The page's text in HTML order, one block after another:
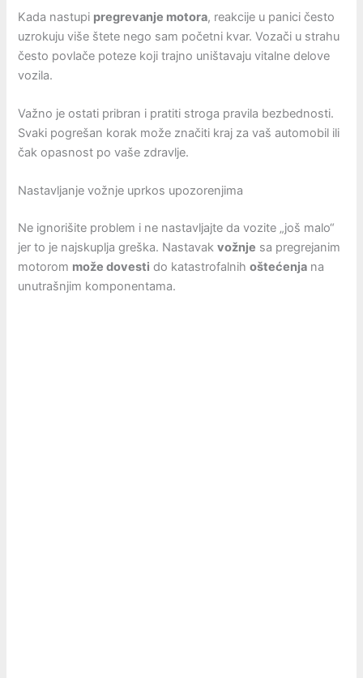
Kada nastupi pregrevanje motora, reakcije u panici često
uzrokuju više štete nego sam početni kvar. Vozači u strahu
često povlače poteze koji trajno uništavaju vitalne delove
vozila.
Važno je ostati pribran i pratiti stroga pravila bezbednosti.
Svaki pogrešan korak može značiti kraj za vaš automobil ili
čak opasnost po vaše zdravlje.
Nastavljanje vožnje uprkos upozorenjima
Ne ignorišite problem i ne nastavljajte da vozite „još malo“
jer to je najskuplja greška. Nastavakvožnje sa pregrejanim
motorom može dovesti do katastrofalnihoštećenja na
unutrašnjim komponentama.